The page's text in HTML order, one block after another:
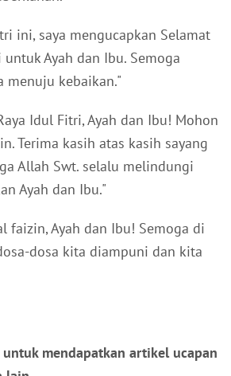
ini, saya mengucapkan Selamat
Ayah dan Ibu. Semoga
menuju kebaikan."
Idul Fitri, Ayah dan Ibu! Mohon
Terima kasih atas kasih sayang
Allah Swt. selalu melindungi
Ayah dan Ibu."
faizin, Ayah dan Ibu! Semoga di
dosa kita diampuni dan kita
untuk mendapatkan artikel ucapan